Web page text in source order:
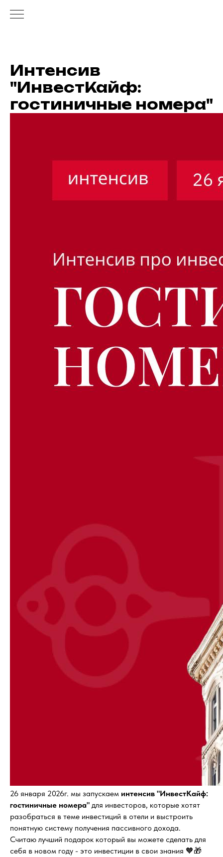
Интенсив
"ИнвестКайф:
гостиничные номера"
26 января 2026г. мы запускаем интенсив "ИнвестКайф:
гостиничные номера" для инвесторов, которые хотят
разобраться в теме инвестиций в отели и выстроить
понятную систему получения пассивного дохода.
Считаю лучший подарок который вы можете сделать для
себя в новом году - это инвестиции в свои знания 🧡🎁